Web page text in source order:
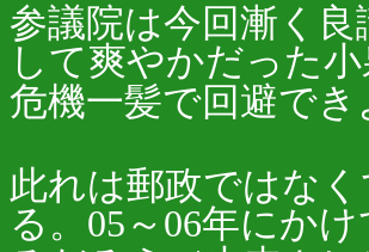
参議院は今回漸く
して爽やかだった
危機一髪で回避で
此れは郵政ではなく
る。05～06年にか